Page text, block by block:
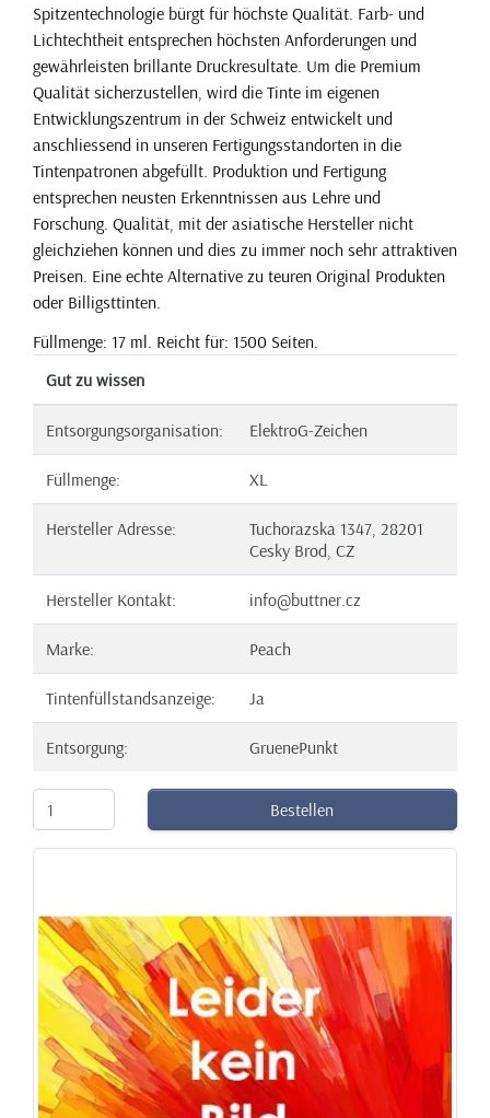
Spitzentechnologie bürgt für höchste Qualität. Farb- und
Lichtechtheit entsprechen höchsten Anforderungen und
gewährleisten brillante Druckresultate. Um die Premium
Qualität sicherzustellen, wird die Tinte im eigenen
Entwicklungszentrum in der Schweiz entwickelt und
anschliessend in unseren Fertigungsstandorten in die
Tintenpatronen abgefüllt. Produktion und Fertigung
entsprechen neusten Erkenntnissen aus Lehre und
Forschung. Qualität, mit der asiatische Hersteller nicht
gleichziehen können und dies zu immer noch sehr attraktiven
Preisen. Eine echte Alternative zu teuren Original Produkten
oder Billigsttinten.
Füllmenge: 17 ml. Reicht für: 1500 Seiten.
Gut zu wissen
Entsorgungsorganisation: ElektroG-Zeichen
Füllmenge: XL
Hersteller Adresse:
Tuchorazska 1347, 28201
Cesky Brod, CZ
Hersteller Kontakt: info@buttner.cz
Marke: Peach
Tintenfüllstandsanzeige: Ja
Entsorgung: GruenePunkt
Bestellen